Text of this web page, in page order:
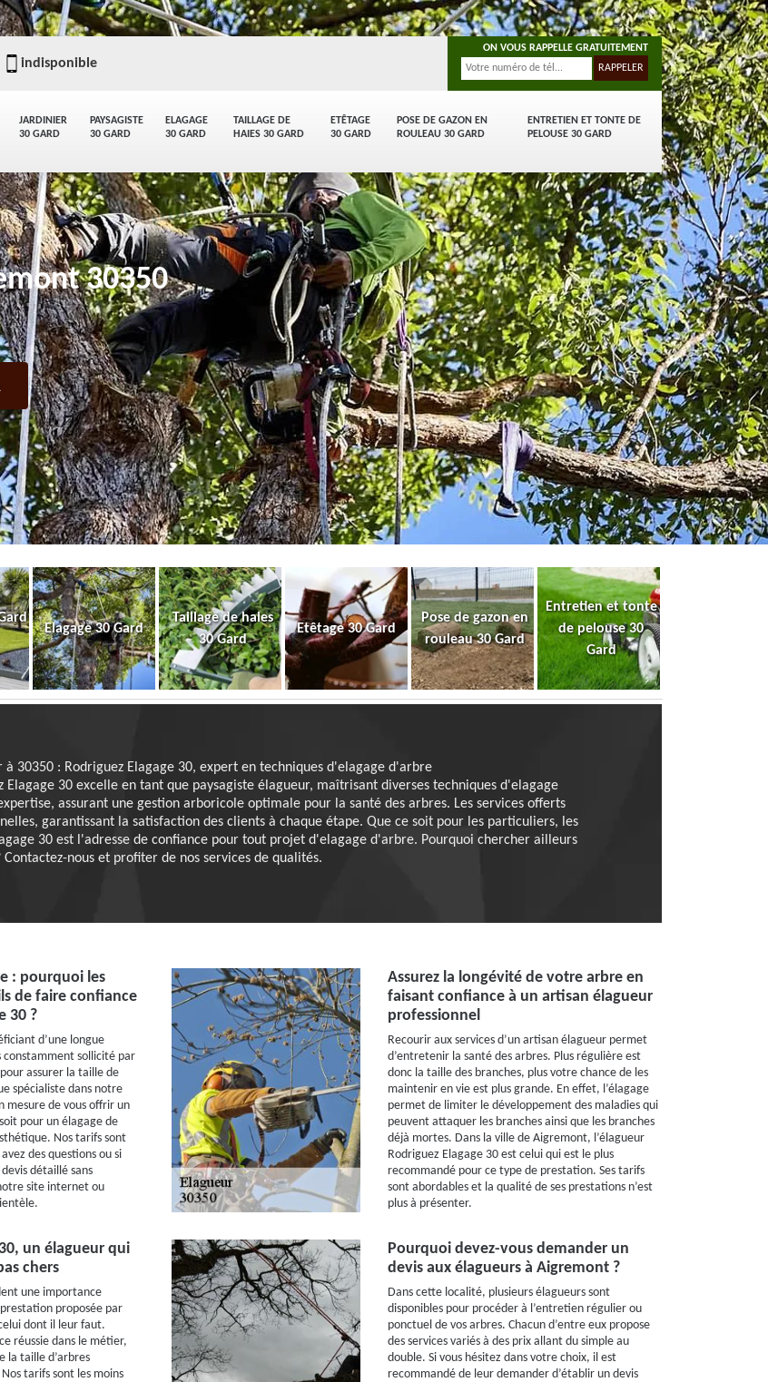
JARDINIER
30 GARD
PAYSAGISTE
30 GARD
ELAGAGE
30 GARD
TAILLAGE DE
HAIES 30 GARD
ETÊTAGE
30 GARD
POSE DE GAZON EN
ROULEAU 30 GARD
ENTRETIEN ET TONTE DE
PELOUSE 30 GARD
indisponible
ON VOUS RAPPELLE GRATUITEMENT
30350
Elagage 30 Gard
Taillage de haies
30 Gard
Etêtage 30 Gard
Pose de gazon en
rouleau 30 Gard
Entretien et tonte
de pelouse 30
Gard
à 30350 : Rodriguez Elagage 30, expert en techniques d'elagage d'arbre
Elagage 30 excelle en tant que paysagiste élagueur, maîtrisant diverses techniques d'elagage
assurant une gestion arboricole optimale pour la santé des arbres. Les services offerts
garantissant la satisfaction des clients à chaque étape. Que ce soit pour les particuliers, les
30 est l'adresse de confiance pour tout projet d'elagage d'arbre. Pourquoi chercher ailleurs
Contactez-nous et profiter de nos services de qualités.
: pourquoi les
de faire confiance
30 ?
d’une longue
constamment sollicité par
assurer la taille de
spécialiste dans notre
mesure de vous offrir un
pour un élagage de
Nos tarifs sont
des questions ou si
détaillé sans
site internet ou
Assurez la longévité de votre arbre en
faisant confiance à un artisan élagueur
professionnel
Recourir aux services d’un artisan élagueur permet
d’entretenir la santé des arbres. Plus régulière est
donc la taille des branches, plus votre chance de les
maintenir en vie est plus grande. En effet, l’élagage
permet de limiter le développement des maladies qui
peuvent attaquer les branches ainsi que les branches
déjà mortes. Dans la ville de Aigremont, l’élagueur
Rodriguez Elagage 30 est celui qui est le plus
recommandé pour ce type de prestation. Ses tarifs
sont abordables et la qualité de ses prestations n’est
plus à présenter.
un élagueur qui
chers
une importance
proposée par
dont il leur faut.
réussie dans le métier,
la taille d’arbres
tarifs sont les moins
Pourquoi devez-vous demander un
devis aux élagueurs à Aigremont ?
Dans cette localité, plusieurs élagueurs sont
disponibles pour procéder à l’entretien régulier ou
ponctuel de vos arbres. Chacun d’entre eux propose
des services variés à des prix allant du simple au
double. Si vous hésitez dans votre choix, il est
recommandé de leur demander d’établir un devis